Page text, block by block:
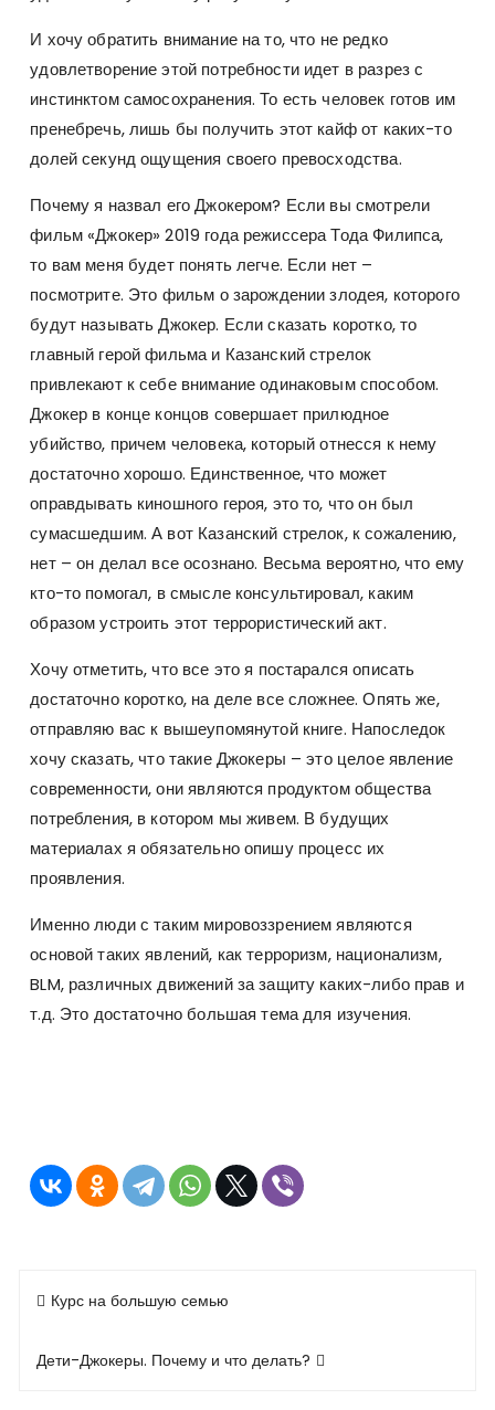
И хочу обратить внимание на то, что не редко
удовлетворение этой потребности идет в разрез с
инстинктом самосохранения. То есть человек готов им
пренебречь, лишь бы получить этот кайф от каких-то
долей секунд ощущения своего превосходства.
Почему я назвал его Джокером? Если вы смотрели
фильм «Джокер» 2019 года режиссера Тода Филипса,
то вам меня будет понять легче. Если нет –
посмотрите. Это фильм о зарождении злодея, которого
будут называть Джокер. Если сказать коротко, то
главный герой фильма и Казанский стрелок
привлекают к себе внимание одинаковым способом.
Джокер в конце концов совершает прилюдное
убийство, причем человека, который отнесся к нему
достаточно хорошо. Единственное, что может
оправдывать киношного героя, это то, что он был
сумасшедшим. А вот Казанский стрелок, к сожалению,
нет – он делал все осознано. Весьма вероятно, что ему
кто-то помогал, в смысле консультировал, каким
образом устроить этот террористический акт.
Хочу отметить, что все это я постарался описать
достаточно коротко, на деле все сложнее. Опять же,
отправляю вас к вышеупомянутой книге. Напоследок
хочу сказать, что такие Джокеры – это целое явление
современности, они являются продуктом общества
потребления, в котором мы живем. В будущих
материалах я обязательно опишу процесс их
проявления.
Именно люди с таким мировоззрением являются
основой таких явлений, как терроризм, национализм,
BLM, различных движений за защиту каких-либо прав и
т.д. Это достаточно большая тема для изучения.
Навигация
записям
Курс на большую семью
Дети-Джокеры. Почему и что делать?